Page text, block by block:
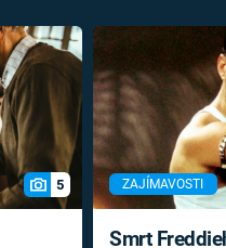
5 ZAJÍMAVOSTI
Smrt